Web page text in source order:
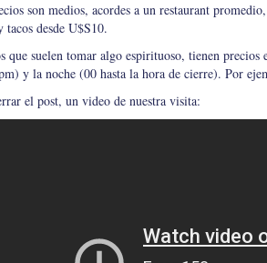
son medios, acordes a un restaurant
tacos desde U$S10.
que suelen tomar algo espirituoso, tienen precios
y la noche (00 hasta la hora de cierre). Por
el post, un video de nuestra visita: